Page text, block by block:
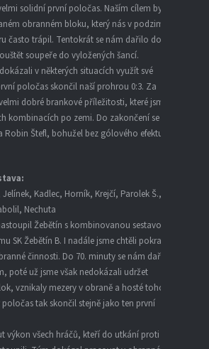
solidní první poločas. Naším cílem bylo
obranném bloku, který nás v podzimní
často trápil. Tentokrát se nám dařilo dobře
soupeře do vyložených šancí.
v některých situacích využít své
poločas skončil naší prohrou 0:3. Za
dobré brankové příležitosti, které jsme si
kombinacích po zemi. Do zakončení se
Štefl, bohužel bez gólového efektu.
Jelínek, Kadlec, Horník, Krejčí, Parolek Š.,
Nechuta
Žebětín s kombinovanou sestavou,
SK Žebětín B. I nadále jsme chtěli pokračovat
činnosti. Do 70. minuty se nám dařilo
poté už jsme však nedokázali udržet
vznikaly mezery v obraně a hosté toho
tak skončil stejně jako ten první
výkon všech hráčů, kteří do utkání proti tak